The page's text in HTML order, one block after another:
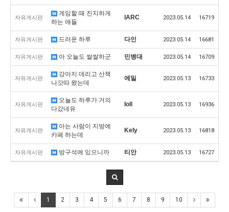
자유게시판
게임할 때 진지하게
하는 애들
IARC 2023.05.14 16719
자유게시판 드러운 하루 다인 2023.05.14 16681
자유게시판 아 오늘도 쌀쌀하군 민병대 2023.05.14 16709
자유게시판
강아지 데리고 산책
나갓따 왔는데
에밀 2023.05.13 16733
자유게시판
오늘도 하루가 거의
다갔네유
Ioll 2023.05.13 16936
자유게시판
아는 사람이 지방에
카페 하는데
Kely 2023.05.13 16818
자유게시판 방구석에 있으니까 티안 2023.05.13 16727
1 2 3 4 5 6 7 8 9 10